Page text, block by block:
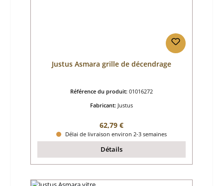
Justus Asmara grille de décendrage
Référence du produit: 01016272
Fabricant: Justus
Prix régulier :
62,79 €
Délai de livraison environ 2-3 semaines
Détails